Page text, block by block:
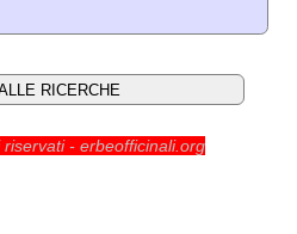
riservati - erbeofficinali.org